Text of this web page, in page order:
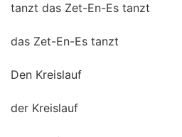
tanzt das Zet-En-Es tanzt
das Zet-En-Es tanzt
Den Kreislauf
der Kreislauf